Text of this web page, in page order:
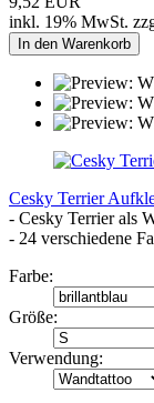
inkl. 19% MwSt.
In den Warenkorb
Cesky Terrier
- Cesky Terrier als
- 24 verschiedene
Farbe:
Größe:
Verwendung: